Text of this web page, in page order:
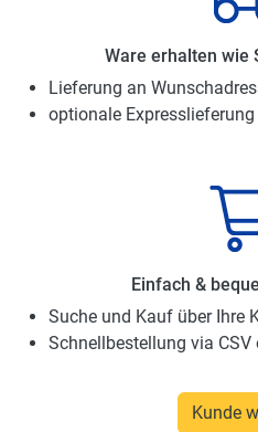
Ware erhalten wie
Lieferung an
optionale
Einfach &
Suche und Kauf über Ihre
Schnellbestellung via CSV
Kunde